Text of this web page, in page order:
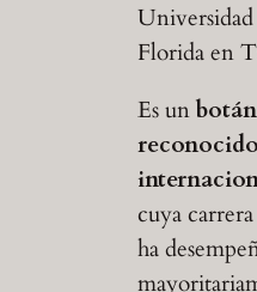
Universidad
Florida en
Es un
reconocido
cuya
ha